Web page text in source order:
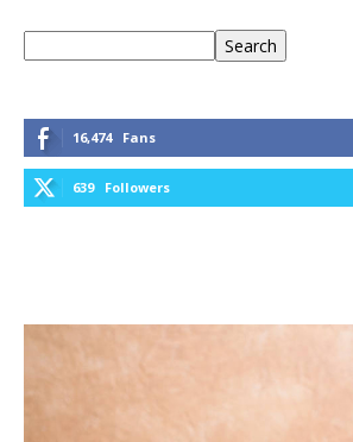
Search
16,474 Fans
639 Followers